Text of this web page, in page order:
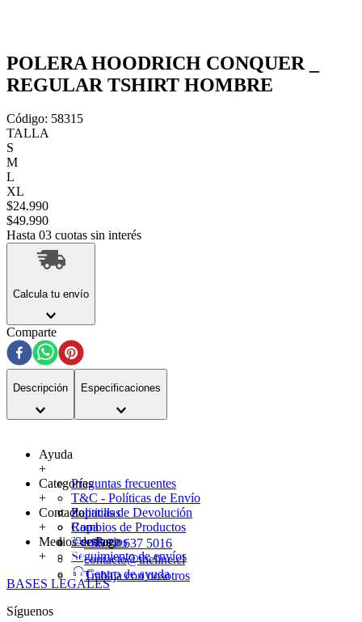
POLERA HOODRICH CONQUER _
REGULAR TSHIRT HOMBRE
Código: 58315
TALLA
S
M
L
XL
$24.990
$49.990
Hasta 03 cuotas sin interés
Calcula tu envío
Comparte
Descripción Especificaciones
Ayuda
+
Preguntas frecuentes
T&C - Políticas de Envío
Politicas de Devolución
Cambios de Productos
Tiendas
Seguimiento de envíos
Centro de ayuda
Categorías
+
Zapatillas
Ropa
Accesorios
Contacto
+
+56 22 637 5016
contacto@theline.cl
Trabaja con nosotros
Medios de Pago
+
BASES LEGALES
Síguenos